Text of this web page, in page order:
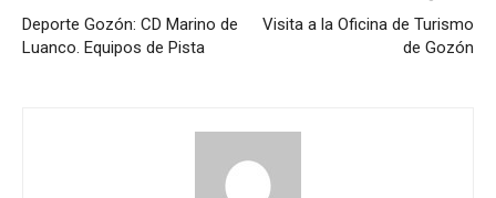
Deporte Gozón: CD Marino de
Luanco. Equipos de Pista
Visita a la Oficina de Turismo
de Gozón